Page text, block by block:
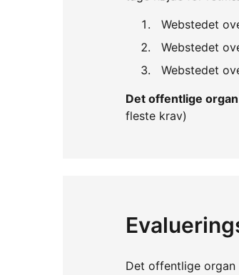
Webstedet
Webstedet
Webstedet
Det offentlige
fleste krav)
Det offentlige organ